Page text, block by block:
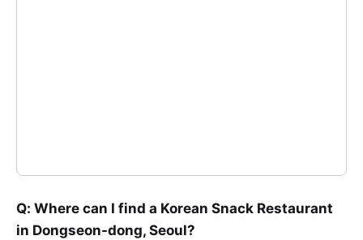
Q: Where can I find a Korean Snack Restaurant
in Dongseon-dong, Seoul?